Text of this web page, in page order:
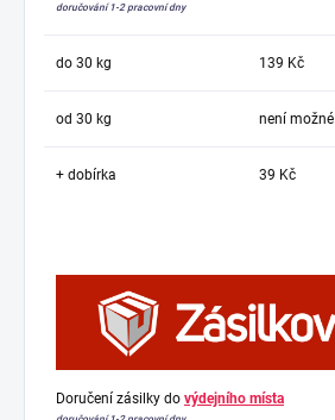
doručování 1-2 pracovní dny
do 30 kg 139 Kč
od 30 kg není možné
+ dobírka 39 Kč
Doručení zásilky do výdejního místa